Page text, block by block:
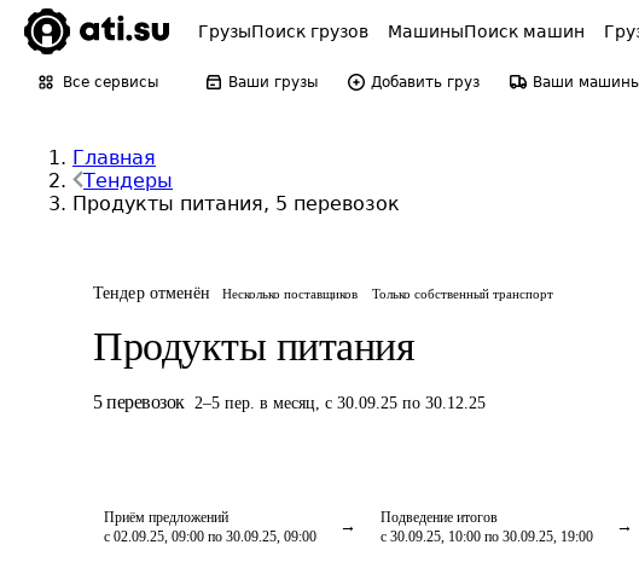
ГрузыПоиск грузов МашиныПоиск машин
Все сервисы Ваши грузы Добавить груз Ваши
Главная
Тендеры
Продукты питания, 5 перевозок
Тендер отменён Несколько поставщиков Только собственный транспорт
Продукты питания
5 перевозок 2–5 пер. в месяц, с 30.09.25 по 30.12.25
Приём предложений
с 02.09.25, 09:00 по 30.09.25, 09:00
Подведение итогов
с 30.09.25, 10:00 по 30.09.25, 19:00